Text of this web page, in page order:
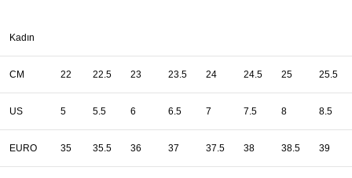
Kadın
CM 22 22.5 23 23.5 24 24.5 25 25.5
US 5 5.5 6 6.5 7 7.5 8 8.5
EURO 35 35.5 36 37 37.5 38 38.5 39